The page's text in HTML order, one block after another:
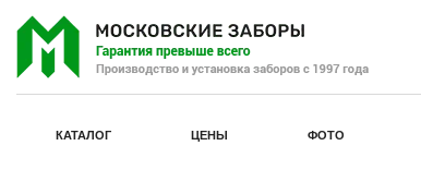
КАТАЛОГ ЦЕНЫ ФОТО